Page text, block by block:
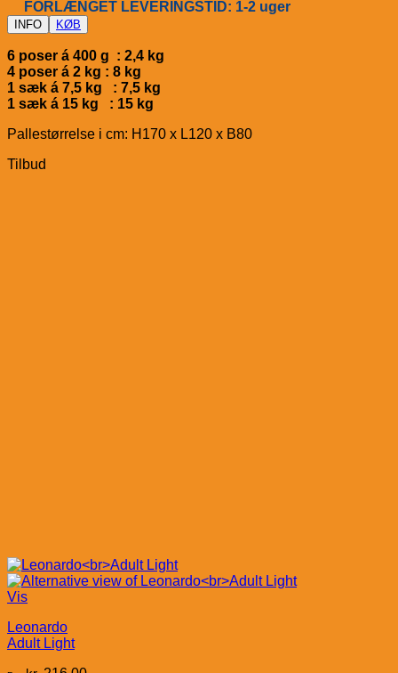
FORLÆNGET LEVERINGSTID: 1-2 uger
INFO KØB
6 poser á 400 g : 2,4 kg
4 poser á 2 kg : 8 kg
1 sæk á 7,5 kg : 7,5 kg
1 sæk á 15 kg : 15 kg
Pallestørrelse i cm: H170 x L120 x B80
Tilbud
Vis
Leonardo
Adult Light